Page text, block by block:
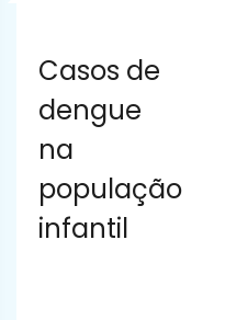
Casos de
dengue
na
população
infantil